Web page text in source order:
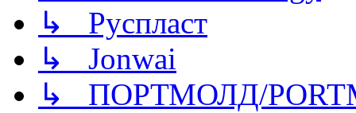
↳ Руспласт
↳ Jonwai
↳ ПОРТМОЛД/